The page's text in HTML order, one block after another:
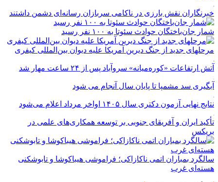
خبرنگاران نقش بارزی در ناکامی سربازان رسانه‌ای دشمن داشتند
شمار جان‌باختگان حوادث سئوتا به ۱۰۰ نفر رسید
مرحله‎ای جدید از جنگ دیرین آمریکا علیه دیوان بین‌المللی کیفری
آتش ارتفاعات «کوره‌میانه» سروآباد پس از ۲۴ ساعت مهار شد
آبگیری سد مشمپا تا پایان سال آنجام می شود
نتایج نهایی آزمون دکتری سال ۱۴۰۵ اواخر مرداد اعلام می‌شود
تأکید ایران و آفریقای جنوبی بر توسعه همکاری‌های علمی در
بریکس
سالگرد بمباران اتمی ناکازاکی؛ فراموشی هیباکوشا و تابوشکنی
هسته‌ای غرب